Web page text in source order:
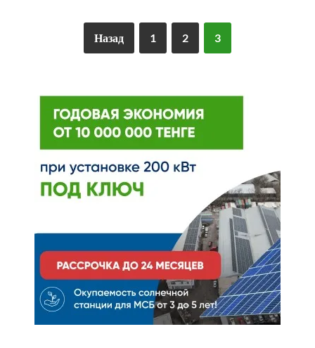
Назад 1 2 3